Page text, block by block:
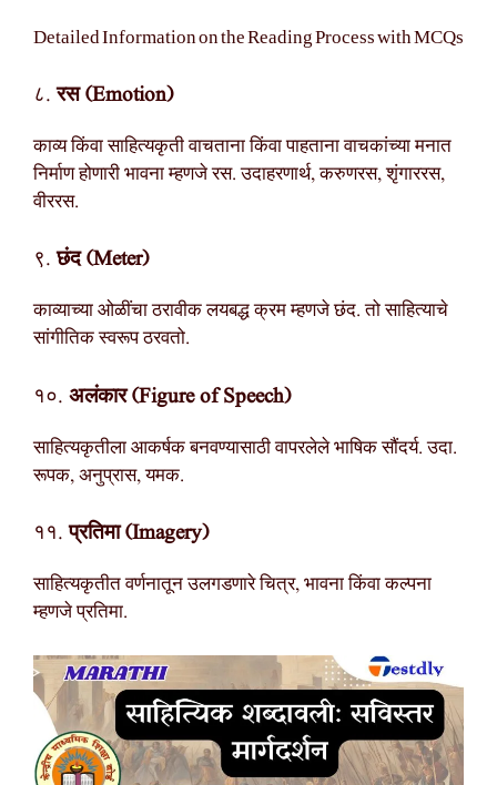
Detailed Information on the Reading Process with MCQs
८.रस (Emotion)
काव्य किंवा साहित्यकृती वाचताना किंवा पाहताना वाचकांच्या मनात
निर्माण होणारी भावना म्हणजे रस. उदाहरणार्थ, करुणरस, शृंगाररस,
वीररस.
९.छंद (Meter)
काव्याच्या ओळींचा ठरावीक लयबद्ध क्रम म्हणजे छंद. तो साहित्याचे
सांगीतिक स्वरूप ठरवतो.
१०. अलंकार (Figure of Speech)
साहित्यकृतीला आकर्षक बनवण्यासाठी वापरलेले भाषिक सौंदर्य. उदा.
रूपक, अनुप्रास, यमक.
११.प्रतिमा (Imagery)
साहित्यकृतीत वर्णनातून उलगडणारे चित्र, भावना किंवा कल्पना
म्हणजे प्रतिमा.